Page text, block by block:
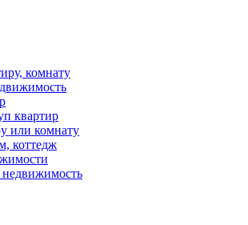
комнату
квартир
или комнату
коттедж